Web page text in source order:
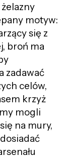
motyw:
się z
broń ma
zadawać
celów,
krzyż
mogli
na mury,